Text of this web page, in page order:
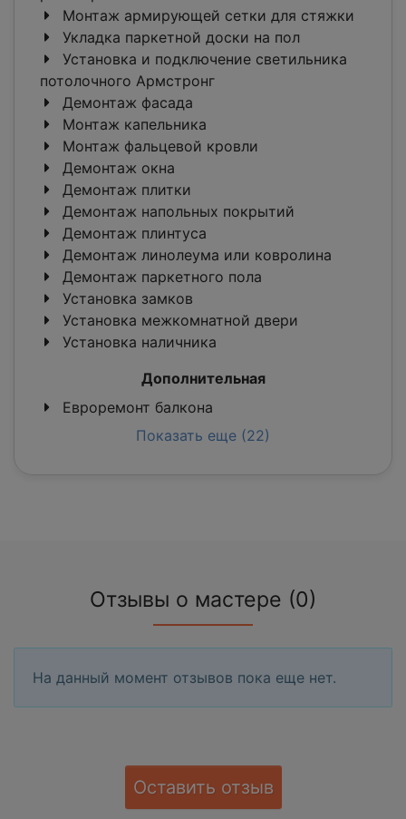
Монтаж армирующей сетки для стяжки
Укладка паркетной доски на пол
Установка и подключение светильника
потолочного Армстронг
Демонтаж фасада
Монтаж капельника
Монтаж фальцевой кровли
Демонтаж окна
Демонтаж плитки
Демонтаж напольных покрытий
Демонтаж плинтуса
Демонтаж линолеума или ковролина
Демонтаж паркетного пола
Установка замков
Установка межкомнатной двери
Установка наличника
Дополнительная
Евроремонт балкона
Показать еще (22)
Отзывы о мастере (0)
На данный момент отзывов пока еще нет.
Оставить отзыв